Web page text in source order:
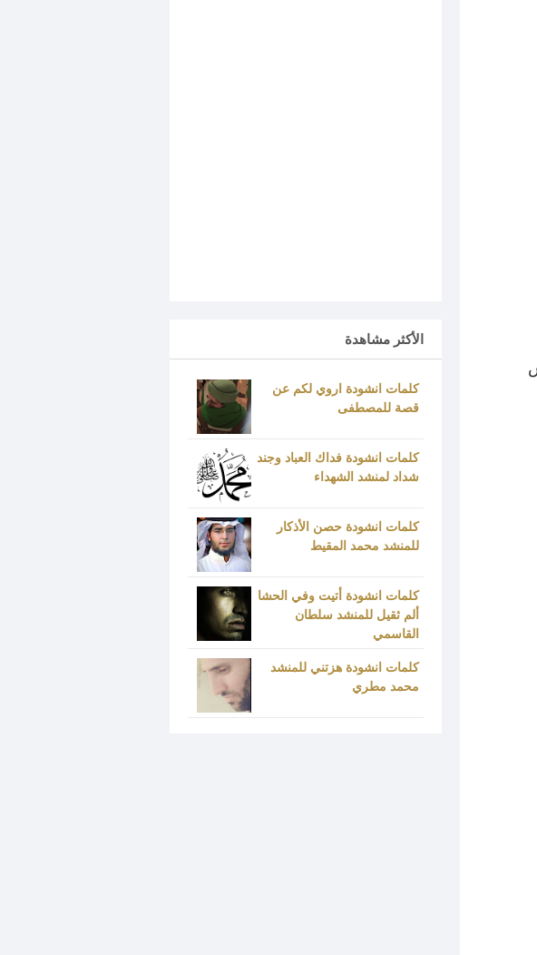
الأكثر مشاهدة
كلمات انشودة اروي لكم عن
قصة للمصطفى
كلمات انشودة فداك العباد وجند
شداد لمنشد الشهداء
كلمات انشودة حصن الأذكار
للمنشد محمد المقيط
كلمات انشودة أتيت وفي الحشا
ألم ثقيل للمنشد سلطان
القاسمي
كلمات انشودة هزتني للمنشد
محمد مطري